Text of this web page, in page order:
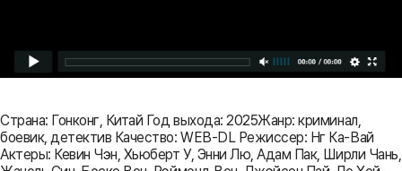
Страна: Гонконг, Китай Год выхода: 2025Жанр: криминал,
боевик, детектив Качество: WEB-DL Режиссер: Нг Ка-Вай
Актеры: Кевин Чэн, Хьюберт У, Энни Лю, Адам Пак, Ширли Чань,